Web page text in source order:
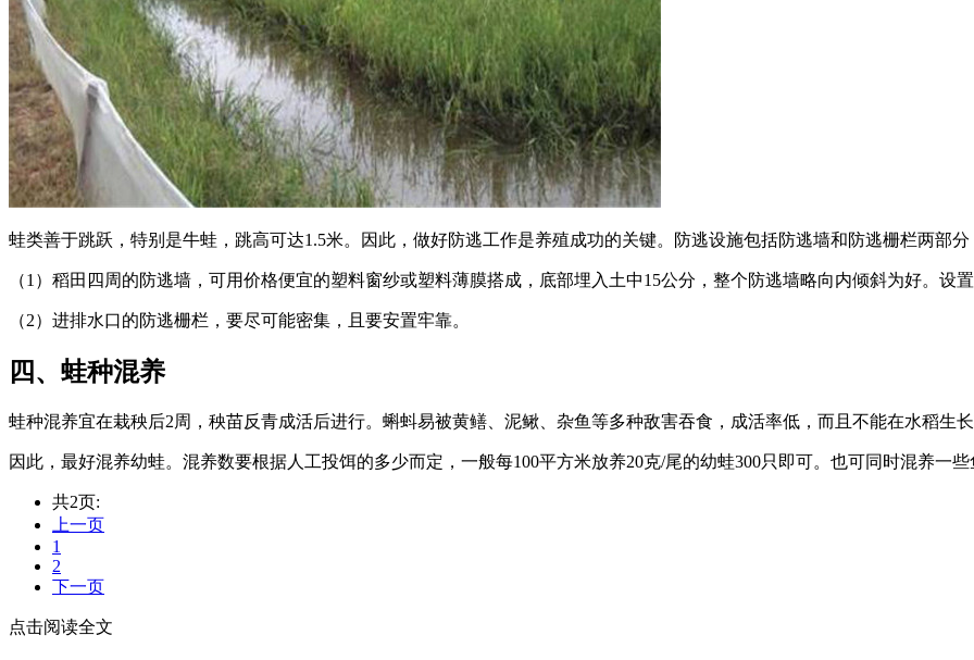
蛙类善于跳跃，特别是牛蛙，跳高可达1.5米。因此，做好防逃工作是养殖成功的关键。防逃设施包括防逃墙和防逃栅栏两部分
（1）稻田四周的防逃墙，可用价格便宜的塑料窗纱或塑料薄膜搭成，底部埋入土中15公分，整个防逃墙略向内倾斜为好。设
（2）进排水口的防逃栅栏，要尽可能密集，且要安置牢靠。
四、蛙种混养
蛙种混养宜在栽秧后2周，秧苗反青成活后进行。蝌蚪易被黄鳝、泥鳅、杂鱼等多种敌害吞食，成活率低，而且不能在水稻生长
因此，最好混养幼蛙。混养数要根据人工投饵的多少而定，一般每100平方米放养20克/尾的幼蛙300只即可。也可同时混养一些
共2页:
上一页
1
2
下一页
点击阅读全文